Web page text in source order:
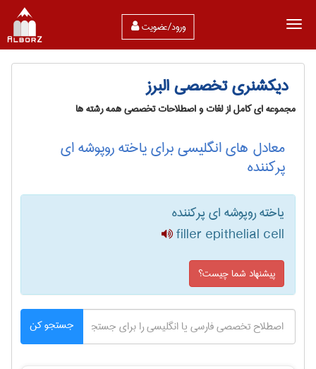
ورود/عضویت
دیکشنری تخصصی البرز
مجموعه ای کامل از لغات و اصطلاحات تخصصی همه رشته ها
معادل های انگلیسی برای یاخته روپوشه ای
پرکننده
یاخته روپوشه ای پرکننده
filler epithelial cell
پیشنهاد شما چیست؟
جستجو کن